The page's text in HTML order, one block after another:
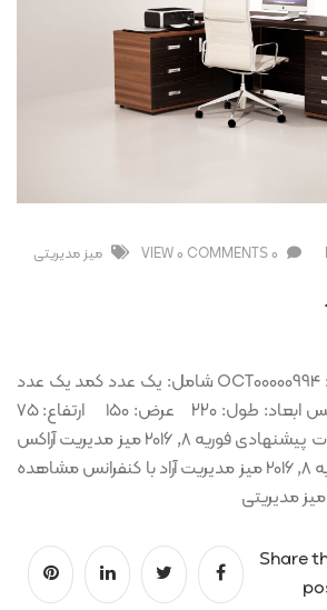
0 COMMENTS
0 VIEW ميز مديريتی
میز مدیریت آراد کد کالا: OCT00000994 شامل: یک عدد کمد یک عدد
فایل سه کشو جای کیس ابعاد: طول: ۲۲۰ عرض: ۱۵۰ ارتفاع: ۷۵
نمونه رنگ ها: محصولات پیشنهادی فوریه 8, 2016 میز مدیریت آراکس
مشاهده محصول فوریه 8, 2016 میز مدیریت آراد با کنفرانس مشاهده
Share